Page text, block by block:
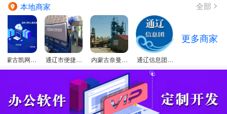
本地商家 全部
内蒙古凯网信
息技术有限公
通辽市便捷个
体搬家服务
内蒙古奈曼旗
昂乃型砂厂
通辽信息团门
店
更多商家